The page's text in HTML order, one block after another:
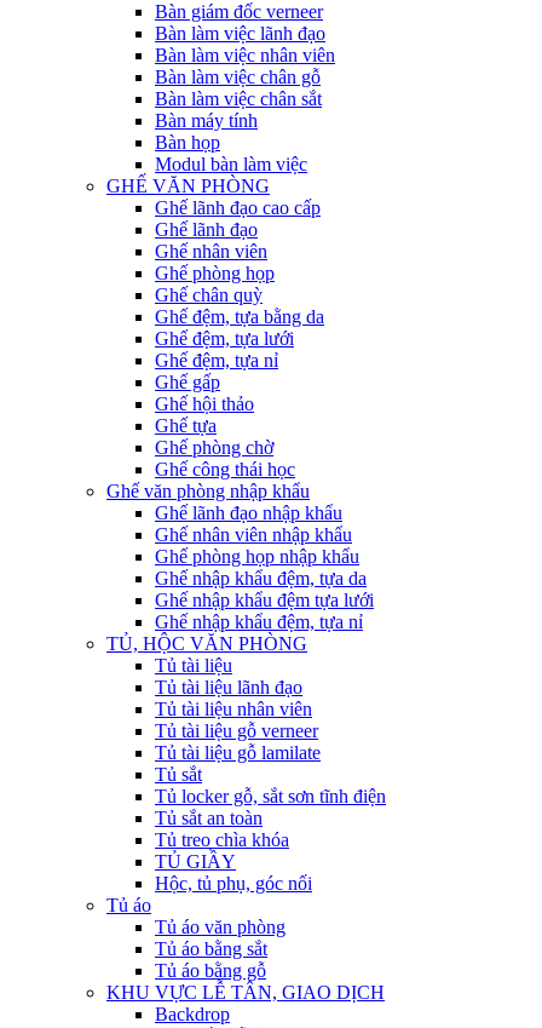
Bàn giám đốc verneer
Bàn làm việc lãnh đạo
Bàn làm việc nhân viên
Bàn làm việc chân gỗ
Bàn làm việc chân sắt
Bàn máy tính
Bàn họp
Modul bàn làm việc
GHẾ VĂN PHÒNG
Ghế lãnh đạo cao cấp
Ghế lãnh đạo
Ghế nhân viên
Ghế phòng họp
Ghế chân quỳ
Ghế đệm, tựa bằng da
Ghế đệm, tựa lưới
Ghế đệm, tựa nỉ
Ghế gấp
Ghế hội thảo
Ghế tựa
Ghế phòng chờ
Ghế công thái học
Ghế văn phòng nhập khẩu
Ghế lãnh đạo nhập khẩu
Ghế nhân viên nhập khẩu
Ghế phòng họp nhập khẩu
Ghế nhập khẩu đệm, tựa da
Ghế nhập khẩu đệm tựa lưới
Ghế nhập khẩu đệm, tựa nỉ
TỦ, HỘC VĂN PHÒNG
Tủ tài liệu
Tủ tài liệu lãnh đạo
Tủ tài liệu nhân viên
Tủ tài liệu gỗ verneer
Tủ tài liệu gỗ lamilate
Tủ sắt
Tủ locker gỗ, sắt sơn tĩnh điện
Tủ sắt an toàn
Tủ treo chìa khóa
TỦ GIẦY
Hộc, tủ phụ, góc nối
Tủ áo
Tủ áo văn phòng
Tủ áo bằng sắt
Tủ áo bằng gỗ
KHU VỰC LỄ TÂN, GIAO DỊCH
Backdrop